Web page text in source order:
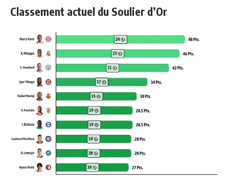
Classement actuel du Soulier d’Or